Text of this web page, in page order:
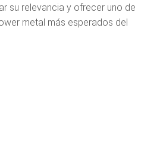
su relevancia y ofrecer uno de
metal más esperados del